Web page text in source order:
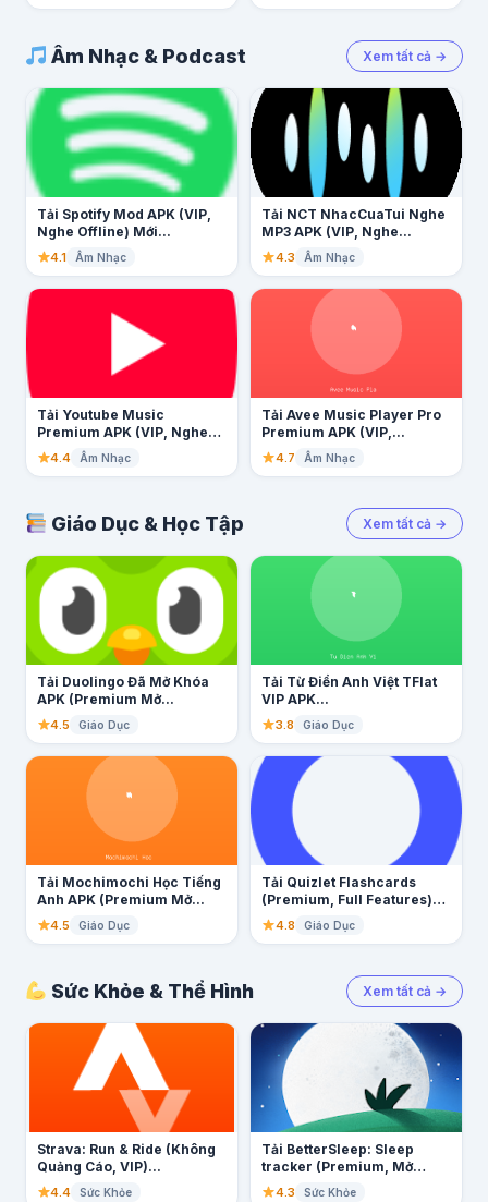
Âm Nhạc & Podcast Xem tất cả →
Tải Spotify Mod APK (VIP,
Nghe Offline) Mới...
4.1 Âm Nhạc
Tải NCT NhacCuaTui Nghe
MP3 APK (VIP, Nghe...
4.3 Âm Nhạc
Tải Youtube Music
Premium APK (VIP, Nghe
Offline)...
4.4 Âm Nhạc
Tải Avee Music Player Pro
Premium APK (VIP,...
4.7 Âm Nhạc
Giáo Dục & Học Tập Xem tất cả →
Tải Duolingo Đã Mở Khóa
APK (Premium Mở...
4.5 Giáo Dục
Tải Từ Điển Anh Việt TFlat
VIP APK...
3.8 Giáo Dục
Tải Mochimochi Học Tiếng
Anh APK (Premium Mở...
4.5 Giáo Dục
Tải Quizlet Flashcards
(Premium, Full Features)
Miễn Phí...
4.8 Giáo Dục
Sức Khỏe & Thể Hình Xem tất cả →
Strava: Run & Ride (Không
Quảng Cáo, VIP)...
4.4 Sức Khỏe
Tải BetterSleep: Sleep
tracker (Premium, Mở
Khóa VIP)...
4.3 Sức Khỏe